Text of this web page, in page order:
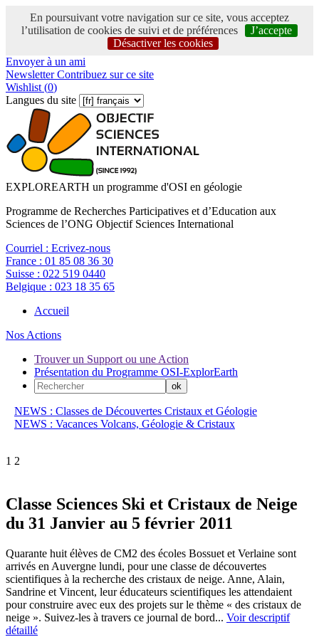
En poursuivant votre navigation sur ce site, vous acceptez
l’utilisation de cookies de suivi et de préférences
J’accepte
Désactiver les cookies
Envoyer à un ami
NewsletterContribuez sur ce site
Wishlist (0)
Langues du site
EXPLOREARTH un programme d'OSI en géologie
Programme de Recherches Participatives et d’Education aux
Sciences de l’ONG Objectif Sciences International
Courriel : Ecrivez-nous
France : 01 85 08 36 30
Suisse : 022 519 0440
Belgique : 023 18 35 65
Accueil
Nos Actions
Trouver un Support ou une Action
Présentation du Programme OSI-ExplorEarth
NEWS : Classes de Découvertes Cristaux et Géologie
NEWS : Vacances Volcans, Géologie & Cristaux
1 2
Classe Sciences Ski et Cristaux de Neige
du 31 Janvier au 5 février 2011
Quarante huit élèves de CM2 des écoles Bossuet et Verlaine sont
arrivés en Auvergne lundi, pour une classe de découvertes
scientifiques à la recherche des cristaux de neige. Anne, Alain,
Sandrine et Vincent, leur éducateurs scientifiques les attendaient
pour construire avec eux des projets sur le thème « des cristaux de
neige ». Suivez-les à travers ce journal de bord... Voir descriptif
détaillé